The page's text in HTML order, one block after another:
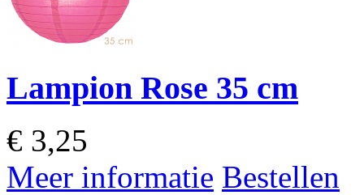
Lampion Rose 35 cm
€ 3,25
Meer informatie Bestellen